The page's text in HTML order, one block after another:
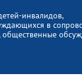
инвалидов,
в
общественные